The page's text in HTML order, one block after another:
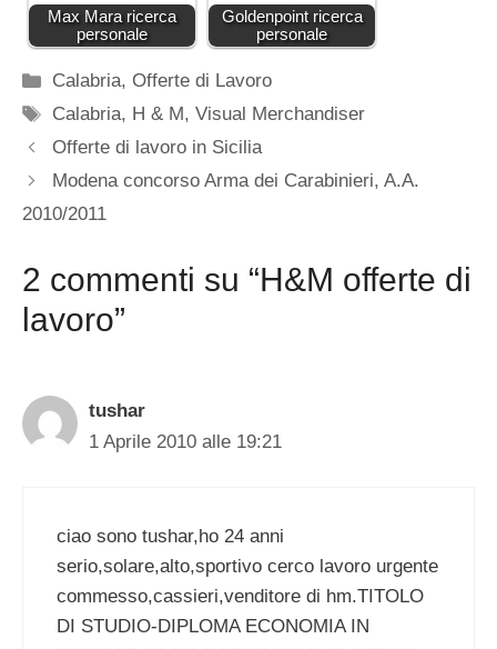
Max Mara ricerca
personale
Goldenpoint ricerca
personale
Categorie
Calabria,Offerte di Lavoro
Tag
Calabria, H & M,Visual Merchandiser
Offerte di lavoro in Sicilia
Modena concorso Arma dei Carabinieri, A.A.
2010/2011
2 commenti su “H&M offerte di
lavoro”
tushar
1 Aprile 2010 alle 19:21
ciao sono tushar,ho 24 anni
serio,solare,alto,sportivo cerco lavoro urgente
commesso,cassieri,venditore di hm.TITOLO
DI STUDIO-DIPLOMA ECONOMIA IN